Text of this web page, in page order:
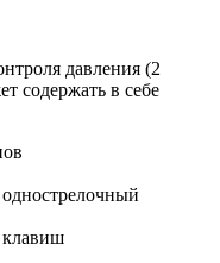
давления (2
содержать в себе
клавиш